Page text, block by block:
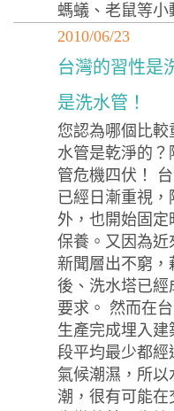
螞蟻、老鼠等小
2010/06/23
台灣的習性是
是洗水管！
您認為哪個比
水管是乾淨的
管危機四伏！
已經日漸重視
外，也開始固
保養。又因為近
新聞層出不窮
後、洗水塔已
要求。 然而在
生產完成埋入
段平均最少都
氣候潮濕，所
潮，很有可能